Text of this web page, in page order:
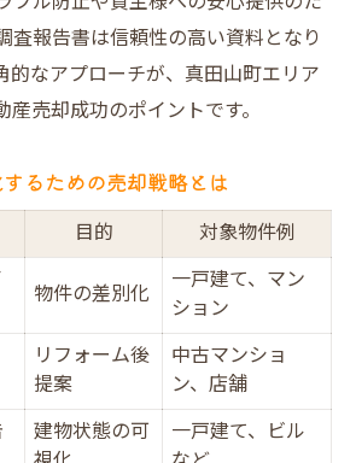
査報告書は信頼性の高い資料となり
的なアプローチが、真田山町エリア
売却成功のポイントです。
るための売却戦略とは
目的
対象物件例
物件の差別化
一戸建て、マン
ション
リフォーム後
提案
中古マンショ
ン、店舗
建物状態の可
一戸建て、ビル